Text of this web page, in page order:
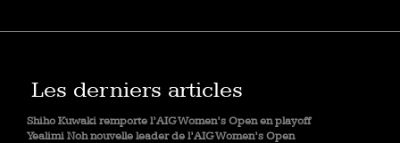
Les derniers articles
Shiho Kuwaki remporte l’AIG Women’s Open en playoff
Yealimi Noh nouvelle leader de l’AIG Women’s Open